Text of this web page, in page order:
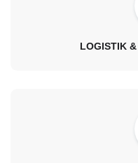
LOGISTIK